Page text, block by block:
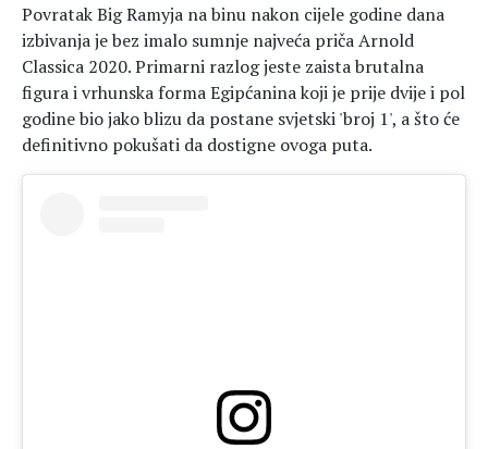
Povratak Big Ramyja na binu nakon cijele godine dana
izbivanja je bez imalo sumnje najveća priča Arnold
Classica 2020. Primarni razlog jeste zaista brutalna
figura i vrhunska forma Egipćanina koji je prije dvije i pol
godine bio jako blizu da postane svjetski 'broj 1', a što će
definitivno pokušati da dostigne ovoga puta.